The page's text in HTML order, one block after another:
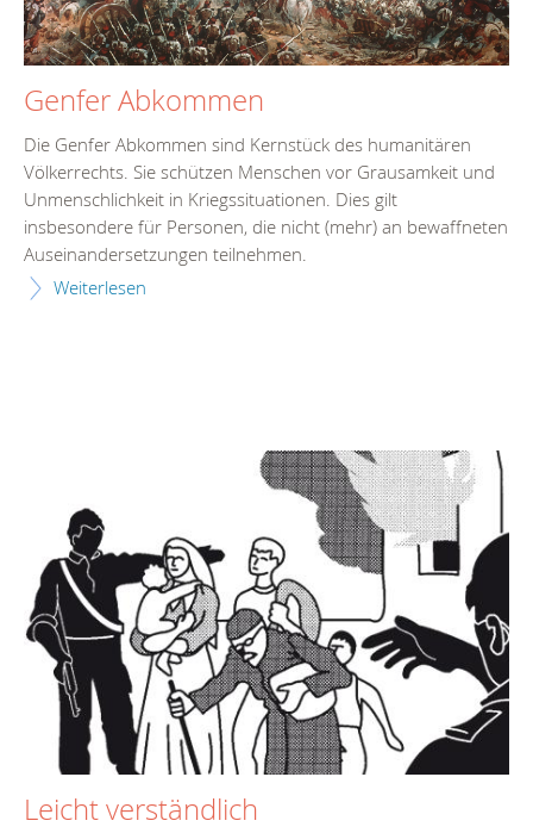
Genfer Abkommen
Die Genfer Abkommen sind Kernstück des humanitären
Völkerrechts. Sie schützen Menschen vor Grausamkeit und
Unmenschlichkeit in Kriegssituationen. Dies gilt
insbesondere für Personen, die nicht (mehr) an bewaffneten
Auseinandersetzungen teilnehmen.
Weiterlesen
Leicht verständlich